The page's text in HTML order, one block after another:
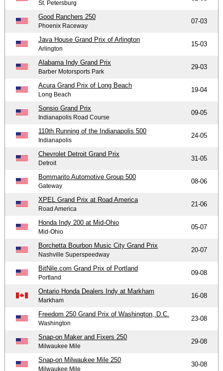
St. Petersburg
Good Ranchers 250
Phoenix Raceway
07-03
Java House Grand Prix of Arlington
Arlington
15-03
Alabama Indy Grand Prix
Barber Motorsports Park
29-03
Acura Grand Prix of Long Beach
Long Beach
19-04
Sonsio Grand Prix
Indianapolis Road Course
09-05
110th Running of the Indianapolis 500
Indianapolis
24-05
Chevrolet Detroit Grand Prix
Detroit
31-05
Bommarito Automotive Group 500
Gateway
08-06
XPEL Grand Prix at Road America
Road America
21-06
Honda Indy 200 at Mid-Ohio
Mid-Ohio
05-07
Borchetta Bourbon Music City Grand Prix
Nashville Superspeedway
20-07
BitNile.com Grand Prix of Portland
Portland
09-08
Ontario Honda Dealers Indy at Markham
Markham
16-08
Freedom 250 Grand Prix of Washington, D.C.
Washington
23-08
Snap-on Maker and Fixers 250
Milwaukee Mile
29-08
Snap-on Milwaukee Mile 250
Milwaukee Mile
30-08